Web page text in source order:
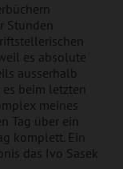
Stunden
es absolute
ausserhalb
es beim letzten
meines
Tag über ein
komplett. Ein
das Ivo Sasek